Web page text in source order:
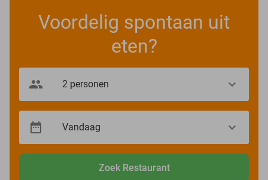
Voordelig spontaan uit
eten?
Zoek Restaurant